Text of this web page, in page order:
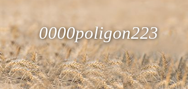
0000poligon223